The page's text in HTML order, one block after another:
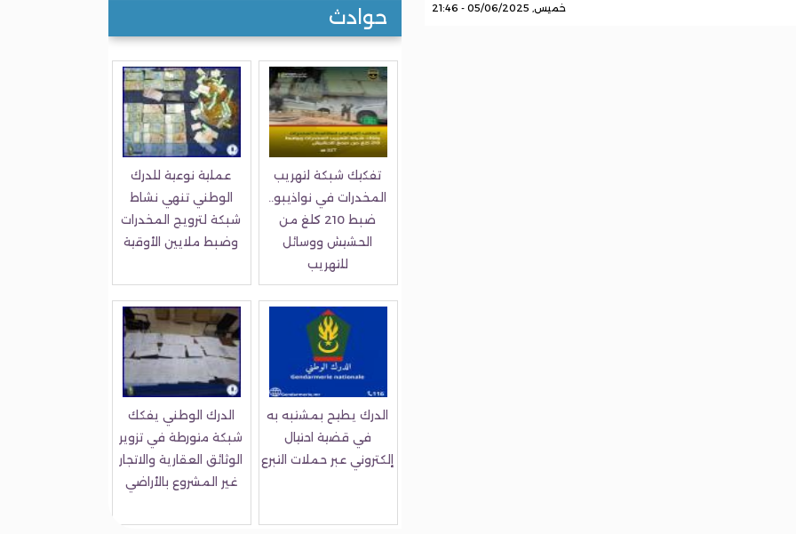
خميس, 05/06/2025 - 21:46 حوادث
تفكيك شبكة لتهريب
المخدرات في نواذيبو..
ضبط 210 كلغ من
الحشيش ووسائل
للتهريب
عملية نوعية للدرك
الوطني تنهي نشاط
شبكة لترويج المخدرات
وضبط ملايين الأوقية
الدرك يطيح بمشتبه به
في قضية احتيال
إلكتروني عبر حملات التبرع
الدرك الوطني يفكك
شبكة متورطة في تزوير
الوثائق العقارية والاتجار
غير المشروع بالأراضي